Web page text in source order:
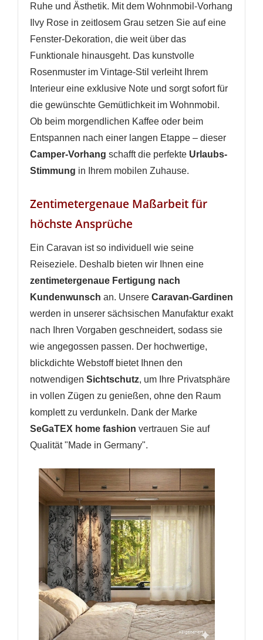
Ruhe und Ästhetik. Mit dem Wohnmobil-Vorhang
Ilvy Rose in zeitlosem Grau setzen Sie auf eine
Fenster-Dekoration, die weit über das
Funktionale hinausgeht. Das kunstvolle
Rosenmuster im Vintage-Stil verleiht Ihrem
Interieur eine exklusive Note und sorgt sofort für
die gewünschte Gemütlichkeit im Wohnmobil.
Ob beim morgendlichen Kaffee oder beim
Entspannen nach einer langen Etappe – dieser
Camper-Vorhang schafft die perfekte Urlaubs-
Stimmung in Ihrem mobilen Zuhause.
Zentimetergenaue Maßarbeit für
höchste Ansprüche
Ein Caravan ist so individuell wie seine
Reiseziele. Deshalb bieten wir Ihnen eine
zentimetergenaue Fertigung nach
Kundenwunsch an. Unsere Caravan-Gardinen
werden in unserer sächsischen Manufaktur exakt
nach Ihren Vorgaben geschneidert, sodass sie
wie angegossen passen. Der hochwertige,
blickdichte Webstoff bietet Ihnen den
notwendigen Sichtschutz, um Ihre Privatsphäre
in vollen Zügen zu genießen, ohne den Raum
komplett zu verdunkeln. Dank der Marke
SeGaTEX home fashion vertrauen Sie auf
Qualität "Made in Germany".
AUF MEINE WUNSCHLISTE
WUNSCHLISTE ERSTELLEN
Name der Wunschliste
ANMELDEN
Sie müssen angemeldet sein, um Artikel Ihrer